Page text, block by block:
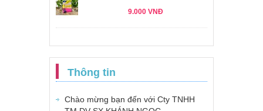
9.000 VNĐ
Thông tin
Chào mừng bạn đến với Cty TNHH